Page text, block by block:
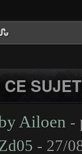
SUJET
Ailoen -
- 27/